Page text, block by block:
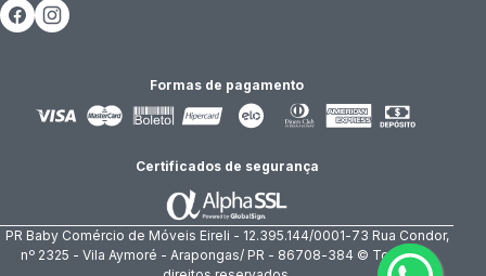
Formas de pagamento
Certificados de segurança
PR Baby Comércio de Móveis Eireli - 12.395.144/0001-73 Rua Condor,
nº 2325 - Vila Aymoré - Arapongas/ PR - 86708-384 © Todos os